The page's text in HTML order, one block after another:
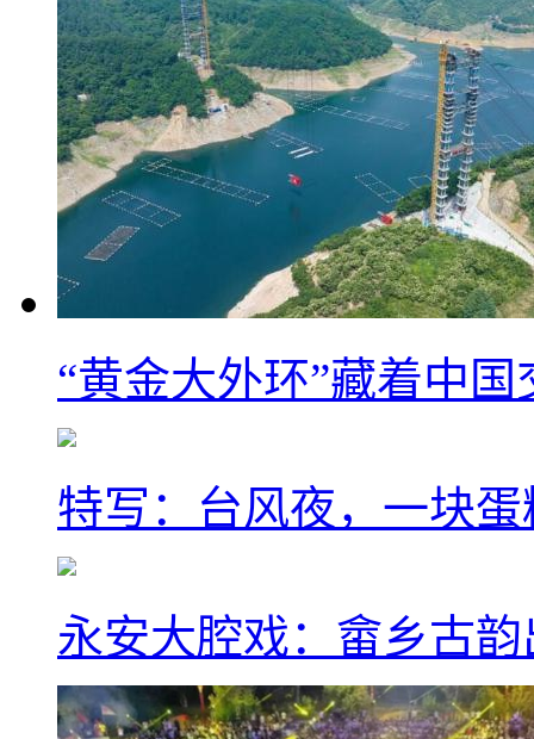
“黄金大外环”藏着中
特写：台风夜，一块
永安大腔戏：畲乡古